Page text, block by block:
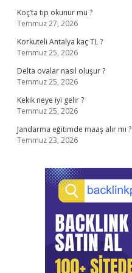
Koç’ta tıp okunur mu ?
Temmuz 27, 2026
Korkuteli Antalya kaç TL ?
Temmuz 25, 2026
Delta ovalar nasıl oluşur ?
Temmuz 25, 2026
Kekik neye iyi gelir ?
Temmuz 25, 2026
Jandarma eğitimde maaş alır mı ?
Temmuz 23, 2026